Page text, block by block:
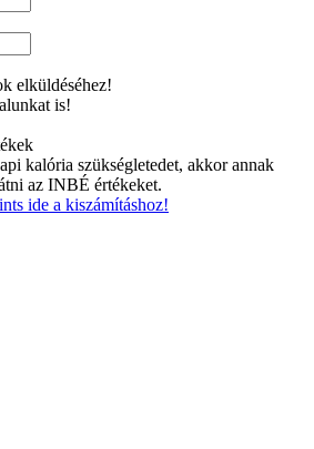
is!
kalória szükségletedet, akkor annak
az INBÉ értékeket.
ide a kiszámításhoz!